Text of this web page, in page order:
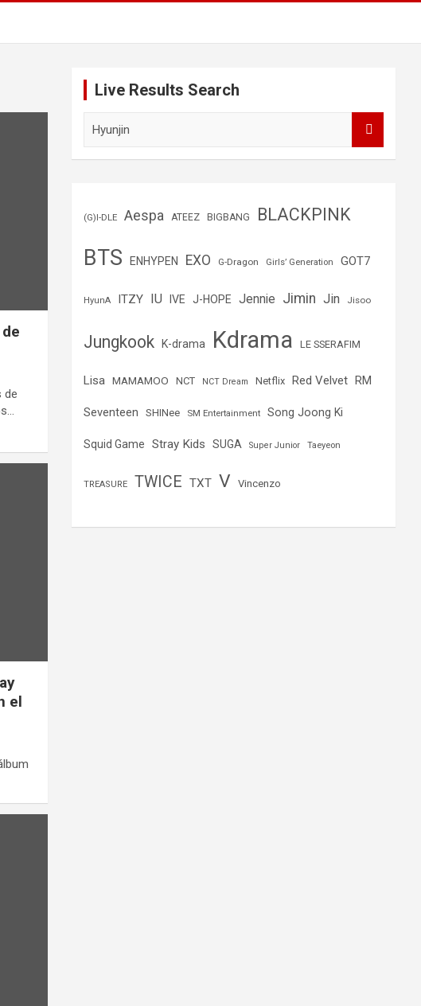
de
el
Live Results Search
(G)I-DLE Aespa ATEEZ BIGBANG BLACKPINK
BTS ENHYPEN EXO G-Dragon Girls’ Generation GOT7
HyunA ITZY IU IVE J-HOPE Jennie Jimin Jin Jisoo
Jungkook K-drama Kdrama LE SSERAFIM
Lisa MAMAMOO NCT NCT Dream Netflix Red Velvet RM
Seventeen SHINee SM Entertainment Song Joong Ki
Squid Game Stray Kids SUGA Super Junior Taeyeon
TREASURE TWICE TXT V Vincenzo